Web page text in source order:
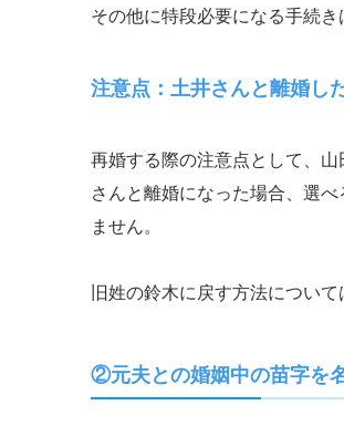
その他に特段必要になる手続き
注意点：土井さんと離婚し
再婚する際の注意点として、
さんと離婚になった場合、選
ません。
旧姓の鈴木に戻す方法について
②元夫との婚姻中の苗字を